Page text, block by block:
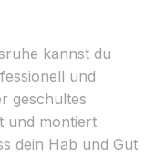
kannst du
und
geschultes
und montiert
dein Hab und Gut